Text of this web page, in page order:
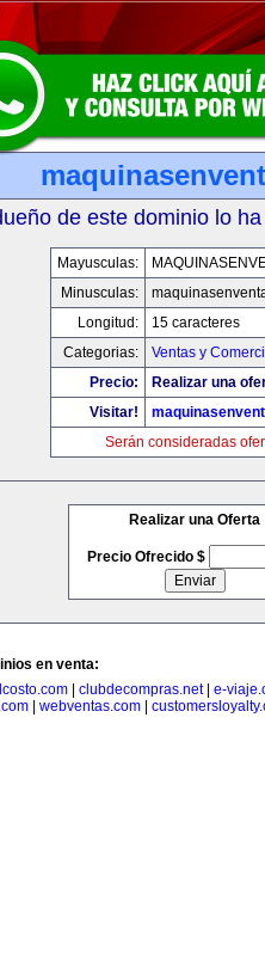
de este dominio lo
Mayusculas:
Minusculas:
Longitud:
15 caracteres
Categorias:
Ventas y
Precio:
Realizar una
Visitar!
Serán consideradas
Realizar una Oferta
Precio Ofrecido $
en venta:
clubdecompras.net| e-
| webventas.com|